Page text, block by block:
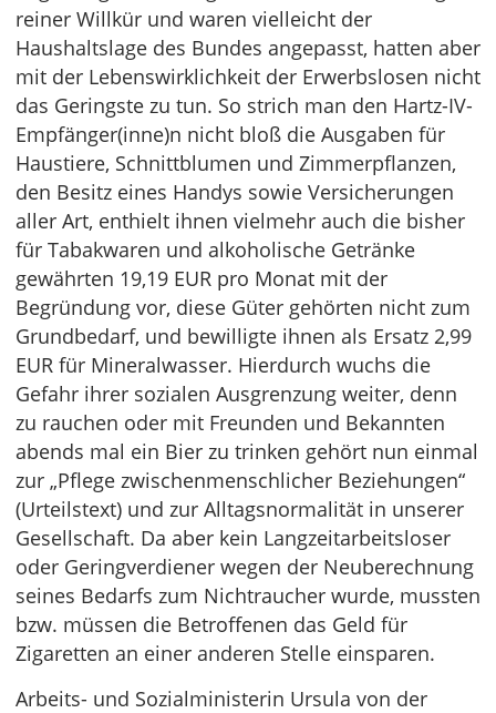
reiner Willkür und waren vielleicht der
Haushaltslage des Bundes angepasst, hatten aber
mit der Lebenswirklichkeit der Erwerbslosen nicht
das Geringste zu tun. So strich man den Hartz-IV-
Empfänger(inne)n nicht bloß die Ausgaben für
Haustiere, Schnittblumen und Zimmerpflanzen,
den Besitz eines Handys sowie Versicherungen
aller Art, enthielt ihnen vielmehr auch die bisher
für Tabakwaren und alkoholische Getränke
gewährten 19,19 EUR pro Monat mit der
Begründung vor, diese Güter gehörten nicht zum
Grundbedarf, und bewilligte ihnen als Ersatz 2,99
EUR für Mineralwasser. Hierdurch wuchs die
Gefahr ihrer sozialen Ausgrenzung weiter, denn
zu rauchen oder mit Freunden und Bekannten
abends mal ein Bier zu trinken gehört nun einmal
zur „Pflege zwischenmenschlicher Beziehungen“
(Urteilstext) und zur Alltagsnormalität in unserer
Gesellschaft. Da aber kein Langzeitarbeitsloser
oder Geringverdiener wegen der Neuberechnung
seines Bedarfs zum Nichtraucher wurde, mussten
bzw. müssen die Betroffenen das Geld für
Zigaretten an einer anderen Stelle einsparen.
Arbeits- und Sozialministerin Ursula von der